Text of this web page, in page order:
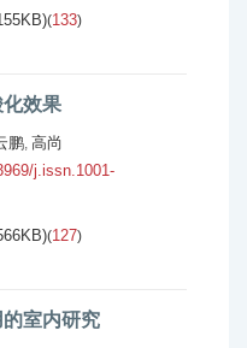
(133)
效果
鹏, 高尚
j.issn.1001-
(127)
室内研究